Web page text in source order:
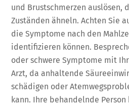
und Brustschmerzen auslösen,
Zuständen ähneln. Achten Sie
die Symptome nach den
identifizieren können.
oder schwere Symptome mit
Arzt, da anhaltende
schädigen oder
kann. Ihre behandelnde